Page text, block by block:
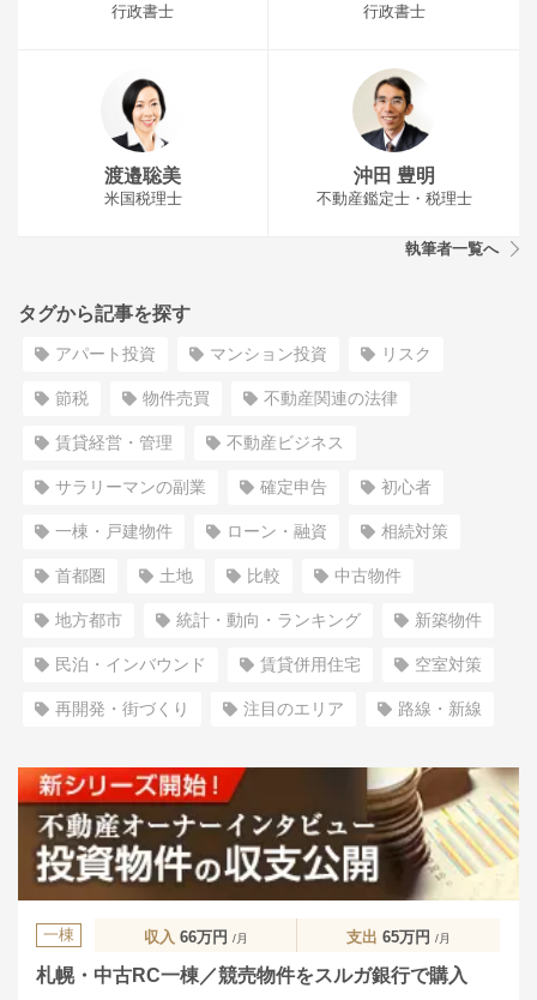
行政書士 行政書士
渡邉聡美
米国税理士
沖田 豊明
不動産鑑定士・税理士
執筆者一覧へ
タグから記事を探す
アパート投資 マンション投資 リスク
節税 物件売買 不動産関連の法律
賃貸経営・管理 不動産ビジネス
サラリーマンの副業 確定申告 初心者
一棟・戸建物件 ローン・融資 相続対策
首都圏 土地 比較 中古物件
地方都市 統計・動向・ランキング 新築物件
民泊・インバウンド 賃貸併用住宅 空室対策
再開発・街づくり 注目のエリア 路線・新線
一棟 収入 66万円 /月 支出 65万円 /月
札幌・中古RC一棟／競売物件をスルガ銀行で購入